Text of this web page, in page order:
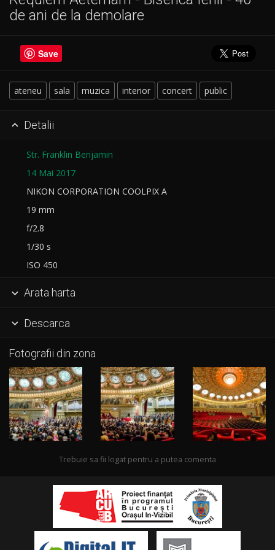
de ani de la demolare
Save
ateneu sala muzica interior concert public
 Detalii
Str. Franklin Benjamin
14 Mai 2017
NIKON CORPORATION COOLPIX A
19 mm
f/2.8
1/30 s
ISO 450
 Arata harta
 Descarca
Fotografii din zona
Trebuie sa fii logat pentru a putea comenta